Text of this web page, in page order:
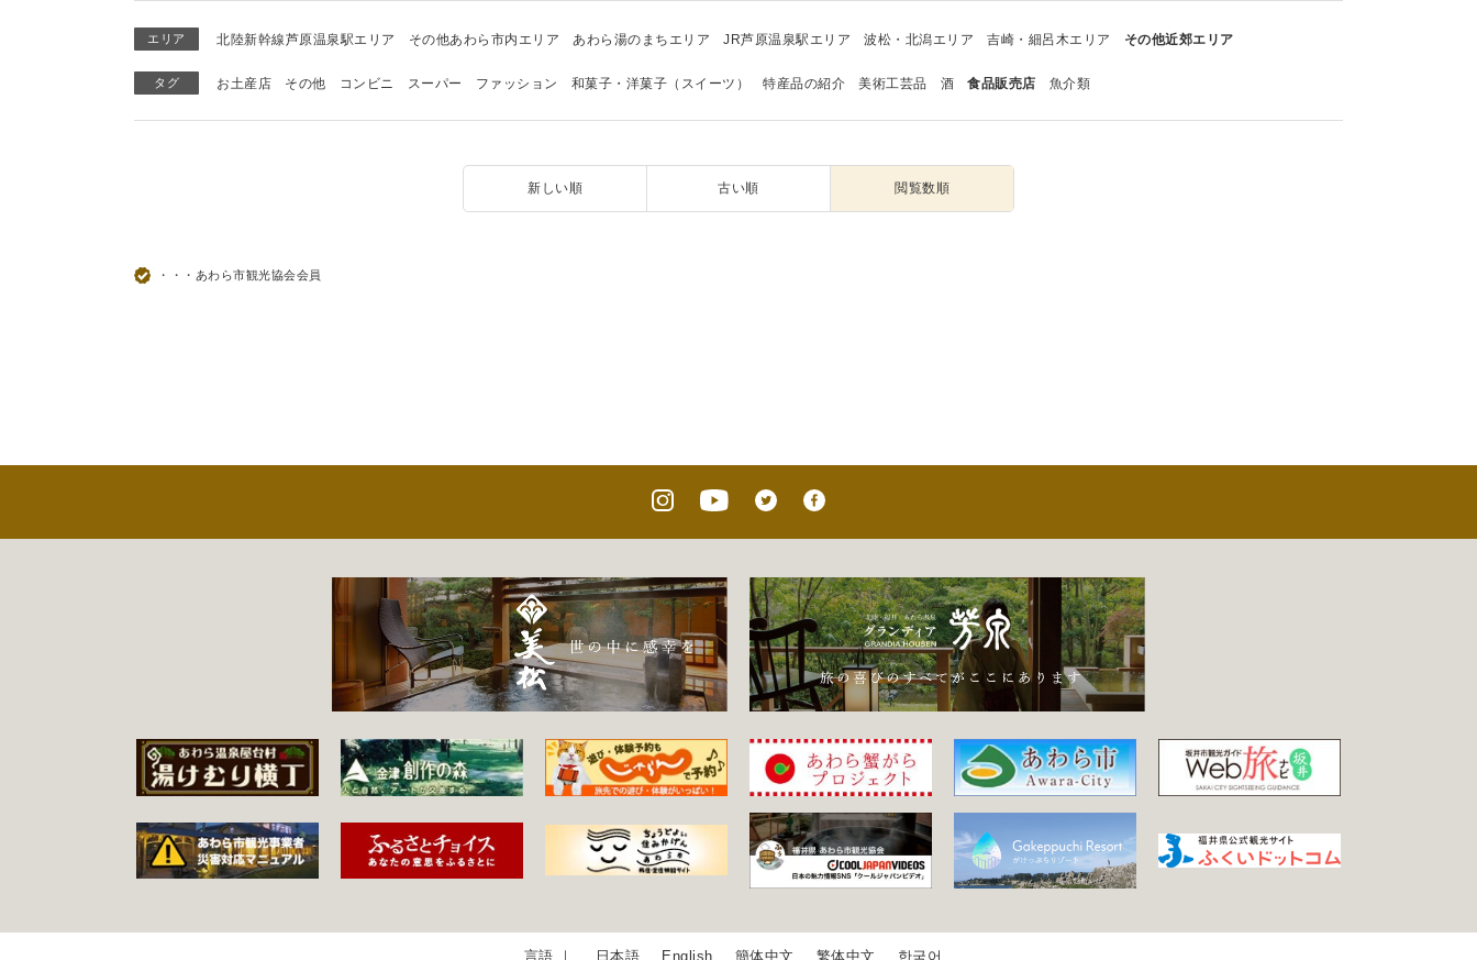
エリア 北陸新幹線芦原温泉駅エリア その他あわら市内エリア あわら湯のまちエリア JR芦原温泉駅エリア 波松・北潟エリア 吉崎・細呂木エリア その他近郊エリア
タグ お土産店 その他 コンビニ スーパー ファッション 和菓子・洋菓子（スイーツ） 特産品の紹介 美術工芸品 酒 食品販売店 魚介類
新しい順 古い順 閲覧数順
・・・あわら市観光協会会員
日本語 English 簡体中文 繁体中文 한국어